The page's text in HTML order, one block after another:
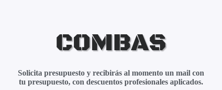
COMBAS
Solicita presupuesto y recibirás al momento un mail con
tu presupuesto, con descuentos profesionales aplicados.